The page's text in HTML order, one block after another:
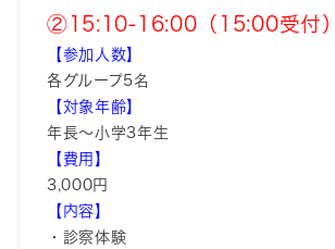
②15:10-16:00（15:00受付）
【参加人数】
各グループ5名
【対象年齢】
年長～小学3年生
【費用】
3,000円
【内容】
・診察体験